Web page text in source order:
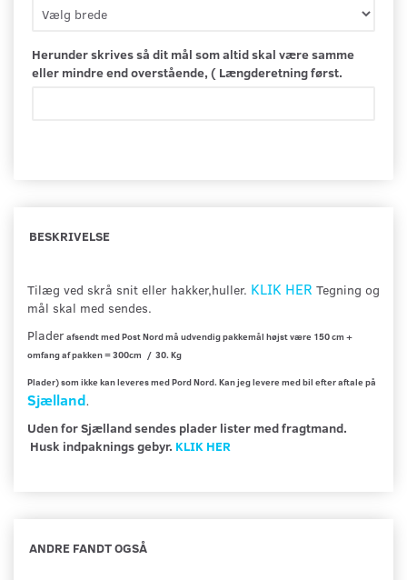
Herunder skrives så dit mål som altid skal være samme
eller mindre end overstående, ( Længderetning først.
BESKRIVELSE
Tilæg ved skrå snit eller hakker,huller. KLIK HER Tegning og
mål skal med sendes.
Pladerafsendt med Post Nord må udvendig pakkemål højst være 150 cm +
omfang af pakken = 300cm / 30. Kg
Plader) som ikke kan leveres med Pord Nord. Kan jeg levere med bil efter aftale på
Sjælland.
Uden for Sjælland sendes plader lister med fragtmand.
Husk indpaknings gebyr. KLIK HER
ANDRE FANDT OGSÅ